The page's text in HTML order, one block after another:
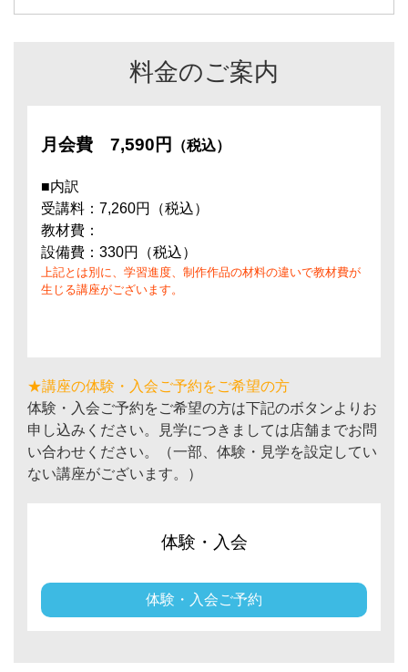
料金のご案内
月会費 7,590円 （税込）
■内訳
受講料：7,260円（税込）
教材費：
設備費：330円（税込）
上記とは別に、学習進度、制作作品の材料の違いで教材費が
生じる講座がございます。
★講座の体験・入会ご予約をご希望の方
体験・入会ご予約をご希望の方は下記のボタンよりお
申し込みください。見学につきましては店舗までお問
い合わせください。（一部、体験・見学を設定してい
ない講座がございます。）
体験・入会
体験・入会ご予約